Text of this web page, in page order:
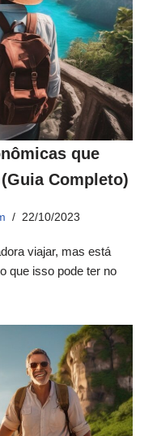
que
Completo)
22/10/2023
viajar, mas está
que isso pode ter no